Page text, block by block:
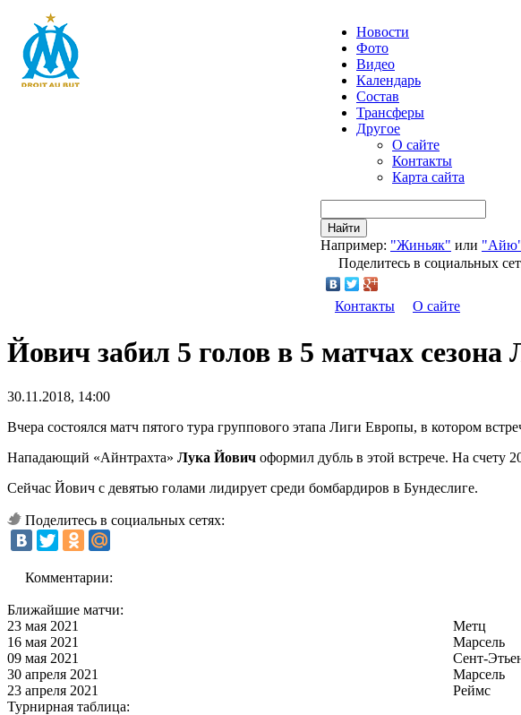
Новости
Фото
Видео
Календарь
Состав
Трансферы
Другое
О сайте
Контакты
Карта сайта
Найти
Например: "Жиньяк" или
Поделитесь в социальных
Контакты О сайте
Йович забил 5 голов в 5 матчах
30.11.2018, 14:00
Вчера состоялся матч пятого тура группового этапа Лиги Европы, в котором
Нападающий «Айнтрахта» Лука Йович оформил дубль в этой встрече. На счету
Сейчас Йович с девятью голами лидирует среди бомбардиров в Бундеслиге.
Поделитесь в социальных сетях:
Комментарии:
Ближайшие матчи:
23 мая 2021
Метц
16 мая 2021
Марсель
09 мая 2021
Сент-
30 апреля 2021
Марсель
23 апреля 2021
Реймс
Турнирная таблица: